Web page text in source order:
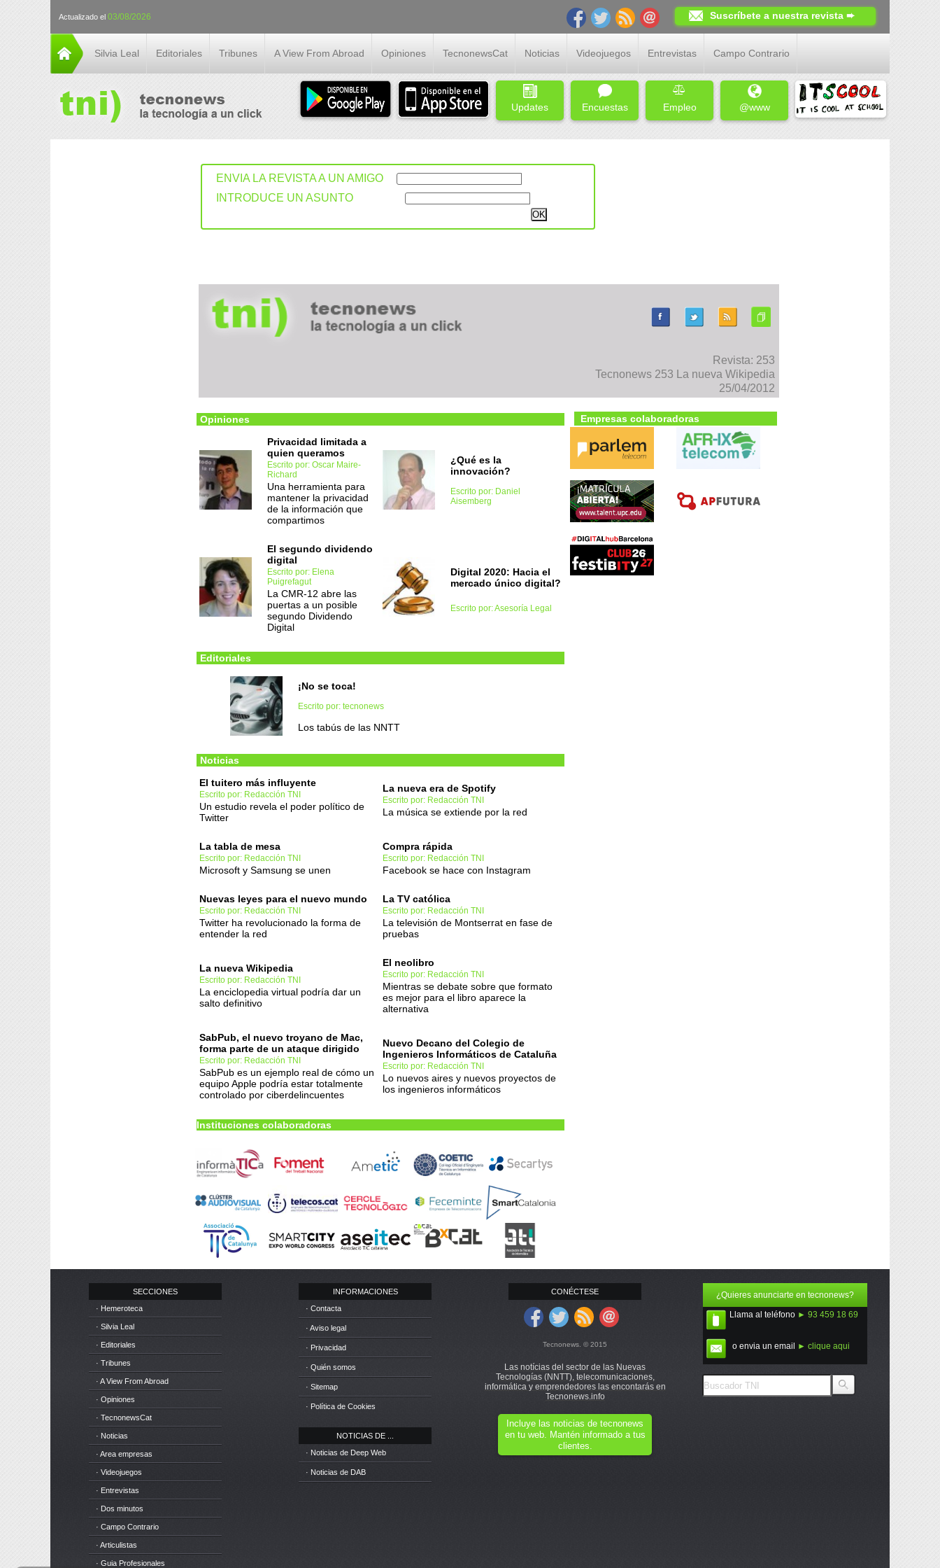
Actualizado el 03/08/2026 Suscríbete a nuestra revista ➨
Silvia Leal Editoriales Tribunes A View From Abroad Opiniones TecnonewsCat Noticias Videojuegos Entrevistas Campo Contrario
Updates Encuestas Empleo @www
ENVIA LA REVISTA A UN AMIGO
INTRODUCE UN ASUNTO
Revista: 253
Tecnonews 253 La nueva Wikipedia
25/04/2012
Opiniones
Privacidad limitada a
quien queramos
Escrito por: Oscar Maire-
Richard
Una herramienta para
mantener la privacidad
de la información que
compartimos
¿Qué es la
innovación?
Escrito por: Daniel
Aisemberg
El segundo dividendo
digital
Escrito por: Elena
Puigrefagut
La CMR-12 abre las
puertas a un posible
segundo Dividendo
Digital
Digital 2020: Hacia el
mercado único digital?
Escrito por: Asesoría Legal
Editoriales
¡No se toca!
Escrito por: tecnonews
Los tabús de las NNTT
Noticias
El tuitero más influyente
Escrito por: Redacción TNI
Un estudio revela el poder político de
Twitter
La nueva era de Spotify
Escrito por: Redacción TNI
La música se extiende por la red
La tabla de mesa
Escrito por: Redacción TNI
Microsoft y Samsung se unen
Compra rápida
Escrito por: Redacción TNI
Facebook se hace con Instagram
Nuevas leyes para el nuevo mundo
Escrito por: Redacción TNI
Twitter ha revolucionado la forma de
entender la red
La TV católica
Escrito por: Redacción TNI
La televisión de Montserrat en fase de
pruebas
La nueva Wikipedia
Escrito por: Redacción TNI
La enciclopedia virtual podría dar un
salto definitivo
El neolibro
Escrito por: Redacción TNI
Mientras se debate sobre que formato
es mejor para el libro aparece la
alternativa
SabPub, el nuevo troyano de Mac,
forma parte de un ataque dirigido
Escrito por: Redacción TNI
SabPub es un ejemplo real de cómo un
equipo Apple podría estar totalmente
controlado por ciberdelincuentes
Nuevo Decano del Colegio de
Ingenieros Informáticos de Cataluña
Escrito por: Redacción TNI
Lo nuevos aires y nuevos proyectos de
los ingenieros informáticos
Instituciones colaboradoras
Empresas colaboradoras
SECCIONES
· Hemeroteca
· Silvia Leal
· Editoriales
· Tribunes
· A View From Abroad
· Opiniones
· TecnonewsCat
· Noticias
· Area empresas
· Videojuegos
· Entrevistas
· Dos minutos
· Campo Contrario
· Articulistas
· Guia Profesionales
INFORMACIONES
· Contacta
· Aviso legal
· Privacidad
· Quién somos
· Sitemap
· Política de Cookies
NOTICIAS DE ...
· Noticias de Deep Web
· Noticias de DAB
CONÉCTESE
Tecnonews. © 2015
Las notícias del sector de las Nuevas
Tecnologías (NNTT), telecomunicaciones,
informática y emprendedores las encontarás en
Tecnonews.info
Incluye las noticias de tecnonews
en tu web. Mantén informado a tus
clientes.
¿Quieres anunciarte en tecnonews?
Llama al teléfono ► 93 459 18 69
o envia un email ► clique aqui